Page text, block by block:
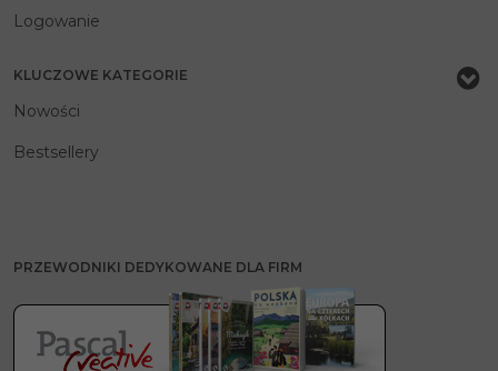
Logowanie
KLUCZOWE KATEGORIE
Nowości
Bestsellery
PRZEWODNIKI DEDYKOWANE DLA FIRM